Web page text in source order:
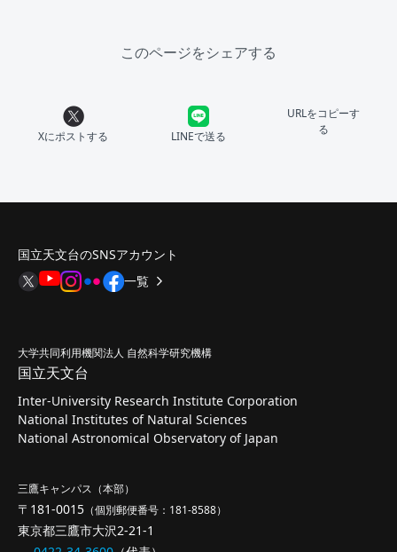
このページをシェアする
Xにポストする LINEで送る
URLをコピーす
る
国立天文台のSNSアカウント
一覧
大学共同利用機関法人 自然科学研究機構
国立天文台
Inter-University Research Institute Corporation
National Institutes of Natural Sciences
National Astronomical Observatory of Japan
三鷹キャンパス（本部）
〒181-0015 （個別郵便番号：181-8588）
東京都三鷹市大沢2-21-1